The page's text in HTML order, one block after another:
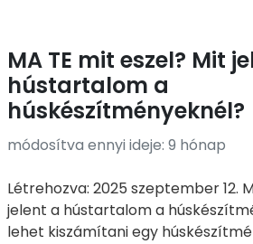
MA TE mit eszel? Mit
hústartalom a
húskészítményeknél?
módosítva ennyi ideje: 9 hónap
Létrehozva: 2025 szeptember 12.
jelent a hústartalom a
lehet kiszámítani egy